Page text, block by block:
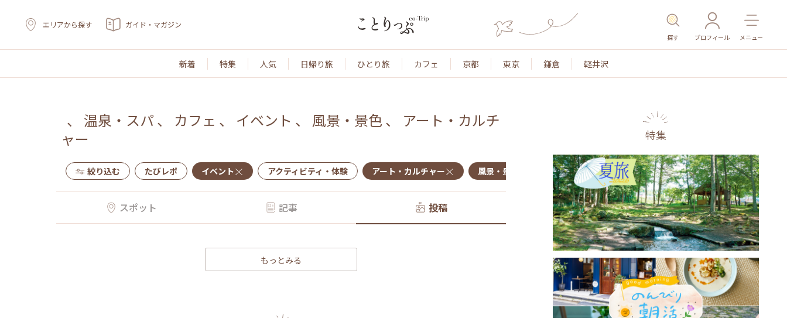
エリアから探す ガイド・マガジン
探す プロフィール メニュー
新着 特集 人気 日帰り旅 ひとり旅 カフェ 京都 東京 鎌倉 軽井沢
、 温泉・スパ 、 カフェ 、 イベント 、 風景・景色 、 アート・カルチ
ャー
絞り込む たびレポ イベント アクティビティ・体験 アート・カルチャー 風景・景色 名所・旧跡 温泉・スパ その他施設 ごはん
スポット 記事 投稿
もっとみる
特集